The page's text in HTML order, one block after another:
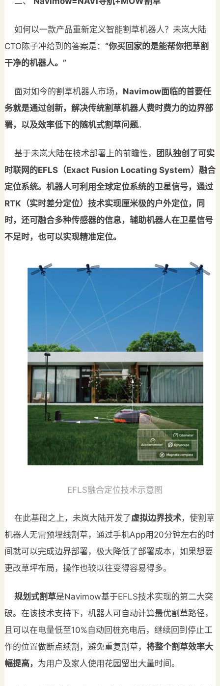
如何以一款产品重新定义智能割草机器人？未岚大陆
CTO陈子冲给到的答案是： “你买回家的是能帮你把草割
干净的机器人。”
面对如今的割草机器人市场， Navimow面临的首要任
务就是通过创新，解决传统割草机器人费时费力的边界部
署，以及效率低下的随机式割草问题。
基于未岚大陆在技术部署上的前瞻性，
团队独创了可实
时联网的EFLS（Exact Fusion Locating System）融合
定位系统。机器人可利用全球定位系统的卫星信号，通过
RTK（实时差分定位）技术实现厘米极的户外定位，同
时，还可融合多种传感器的信息，辅助机器人在卫星信号
不足时，也可以实现精准定位。
EFLS融合定位技术示意图
在此基础之上，未岚大陆开发了虚拟边界技术，使割草
机器人无需预埋线割草，通过手机App用20分钟左右的时
间就可以完成边界部署，极大降低了部署成本，如果想要
更改草坪布局，操作也较以往变得容易得多。
规划式割草是Navimow基于EFLS技术实现的第二大突
破。在该技术支持下，机器人可自动计算最优割草路径，
且可以在电量低至10%自动回桩充电后，继续回到停止工
作的位置做断点续割，避免重复割草， 将整个割草效率大
幅提高， 为用户及家人使用花园留出大量时间。